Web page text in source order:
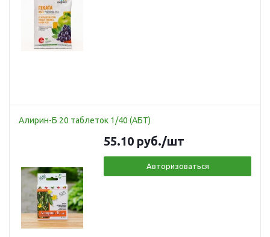
Алирин-Б 20 таблеток 1/40 (АБТ)
55.10 руб./шт
Авторизоваться